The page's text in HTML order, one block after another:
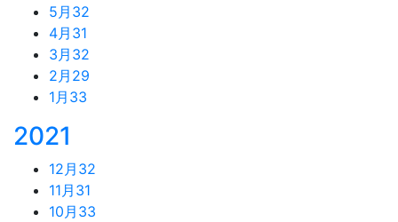
5月 32
4月 31
3月 32
2月 29
1月 33
2021
12月 32
11月 31
10月 33